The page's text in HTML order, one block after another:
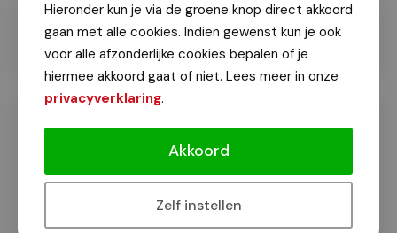
Hieronder kun je via de groene knop direct akkoord
gaan met alle cookies. Indien gewenst kun je ook
voor alle afzonderlijke cookies bepalen of je
hiermee akkoord gaat of niet. Lees meer in onze
privacyverklaring.
Akkoord
Zelf instellen
Riek Janssen en Denny Leewes
toegetreden tot bestuur
Huurdersvereniging Omslag
Van onze redactie
19 mei 2024